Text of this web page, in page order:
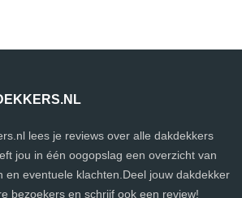
lees je reviews over alle dakdekkers
jou in één oogopslag een overzicht van
en eventuele klachten.Deel jouw dakdekker
bezoekers en schrijf ook een review!